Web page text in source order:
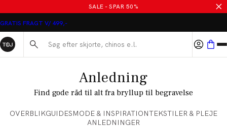
SALE - SPAR 50%
GRATIS FRAGT V/ 499,-
Søg her...
Anledning
Find gode råd til alt fra bryllup til begravelse
OVERBLIKGUIDESMODE & INSPIRATIONTEKSTILER & PLEJE
ANLEDNINGER